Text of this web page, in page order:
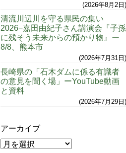
2026年8月2日
清流川辺川を守る県民の集い
2026−嘉田由紀子さん講演会『子孫
に残そう未来からの預かり物』ー
8/8、熊本市
2026年7月31日
長崎県の「石木ダムに係る有識者
の意見を聞く場」ーYouTube動画
と資料
2026年7月29日
アーカイブ